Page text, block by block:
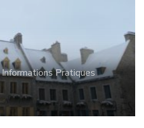
Informations Pratiques